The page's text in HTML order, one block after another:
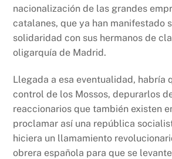
nacionalización de las grandes
catalanes, que ya han manifestado
solidaridad con sus hermanos de
oligarquía de Madrid.
Llegada a esa eventualidad, habría
control de los Mossos, depurarlos
reaccionarios que también existen
proclamar así una república
hiciera un llamamiento
obrera española para que se